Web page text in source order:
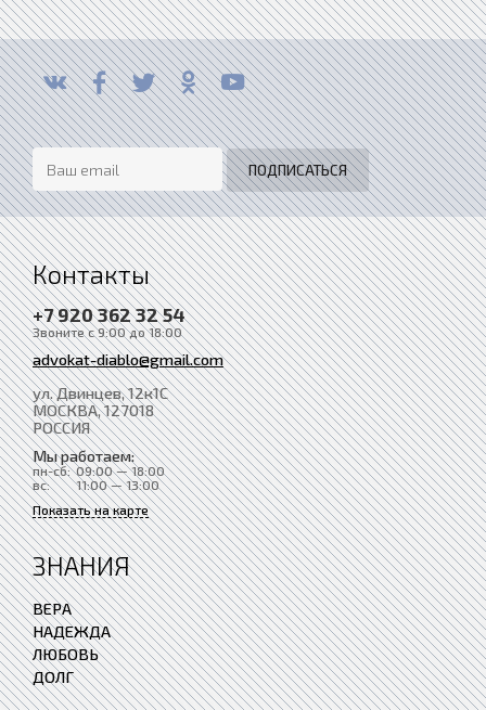
Контакты
+7 920 362 32 54
Звоните с 9:00 до 18:00
advokat-diablo@gmail.com
ул. Двинцев, 12к1С
МОСКВА, 127018
РОССИЯ
Мы работаем:
пн-сб: 09:00 — 18:00
вс:
11:00 — 13:00
Показать на карте
ЗНАНИЯ
ВЕРА
НАДЕЖДА
ЛЮБОВЬ
ДОЛГ